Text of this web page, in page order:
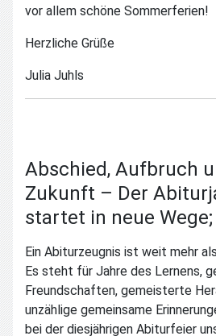
vor allem schöne Sommerferien!
Herzliche Grüße
Julia Juhls
Abschied, Aufbruch
Zukunft – Der
startet in neue Wege;
Ein Abiturzeugnis ist weit mehr
Es steht für Jahre des Lernens,
Freundschaften, gemeisterte
unzählige gemeinsame
bei der diesjährigen Abiturfeier